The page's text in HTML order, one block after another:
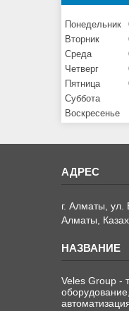
Понедельник
Вторник
Среда
Четверг
Пятница
Суббота
Воскресенье
г. Алматы, ул.
Алматы,
Veles Group -